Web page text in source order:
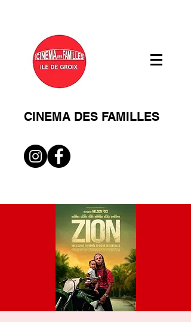
CINEMA DES FAMILLES